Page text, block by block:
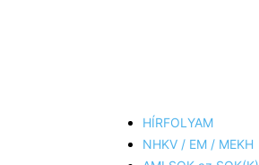
HÍRFOLYAM
NHKV / EM / MEKH